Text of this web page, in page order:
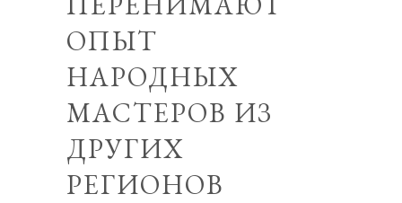
ОПЫТ
НАРОДНЫХ
МАСТЕРОВ ИЗ
ДРУГИХ
РЕГИОНОВ